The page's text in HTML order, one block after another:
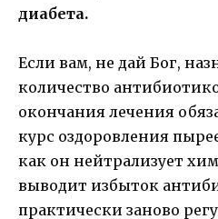
диабета.
Если вам, не дай Бог,
количество
окончания лечения
курс оздоровления
как он нейтрализует
выводит избыток
практически заново